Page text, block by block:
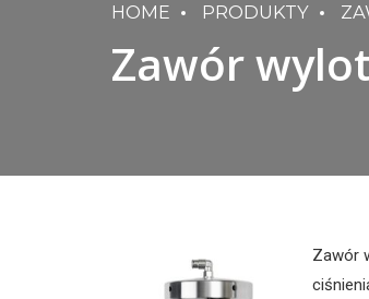
HOME PRODUKTY
Zawór
Zawór